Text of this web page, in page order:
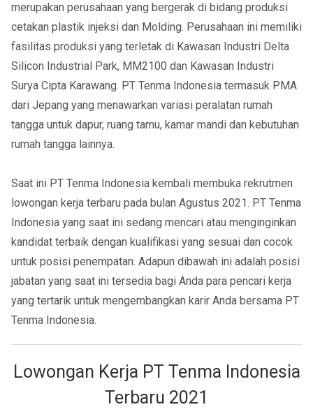
merupakan perusahaan yang bergerak di bidang produksi
cetakan plastik injeksi dan Molding. Perusahaan ini memiliki
fasilitas produksi yang terletak di Kawasan Industri Delta
Silicon Industrial Park, MM2100 dan Kawasan Industri
Surya Cipta Karawang. PT Tenma Indonesia termasuk PMA
dari Jepang yang menawarkan variasi peralatan rumah
tangga untuk dapur, ruang tamu, kamar mandi dan kebutuhan
rumah tangga lainnya.
Saat ini PT Tenma Indonesia kembali membuka rekrutmen
lowongan kerja terbaru pada bulan Agustus 2021. PT Tenma
Indonesia yang saat ini sedang mencari atau menginginkan
kandidat terbaik dengan kualifikasi yang sesuai dan cocok
untuk posisi penempatan. Adapun dibawah ini adalah posisi
jabatan yang saat ini tersedia bagi Anda para pencari kerja
yang tertarik untuk mengembangkan karir Anda bersama PT
Tenma Indonesia.
Lowongan Kerja PT Tenma Indonesia
Terbaru 2021